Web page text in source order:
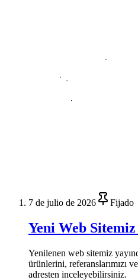
7 de julio de 2026 Fijado
Yeni Web Sitemiz
Yenilenen web sitemiz
ürünlerini, referanslarımızı
adresten inceleyebilirsiniz.